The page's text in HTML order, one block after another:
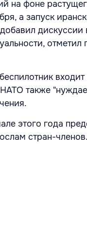
на фоне
а запуск
дискуссии
отметил
также
этого года
стран-членов.